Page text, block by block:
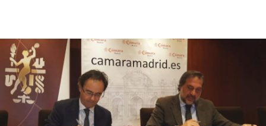
Cámara de Comercio